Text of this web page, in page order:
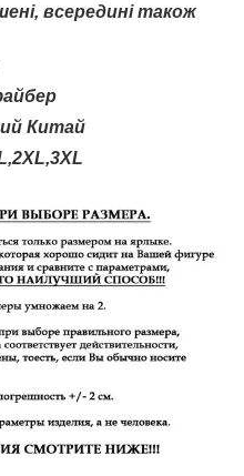
всередині також
Китай
2XL,3XL